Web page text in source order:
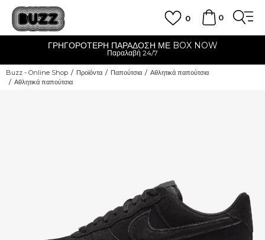
0
0
ΓΡΗΓΟΡΟΤΕΡΗ ΠΑΡΑΔΟΣΗ ΜΕ BOX NOW
Παραλαβή 24/7
Buzz - Online Shop Προϊόντα Παπούτσια
Αθλητικά παπούτσια
Αθλητικά παπούτσια